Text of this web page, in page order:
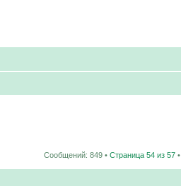
Сообщений: 849 • Страница 54 из 57 •